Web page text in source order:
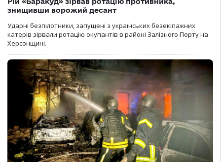
знищивши ворожий десант
Ударні безпілотники, запущені з українських безекіпажних
катерів зірвали ротацію окупантів в районі Залізного Порту на
Херсонщині.